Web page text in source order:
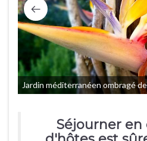
Jardin méditerranéen ombragé
Séjourner